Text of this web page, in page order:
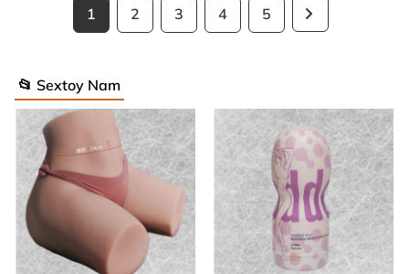
1 2 3 4 5
📂 Sextoy Nam